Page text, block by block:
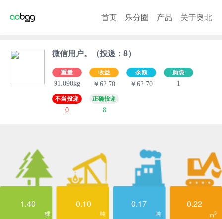
首页 乐分圈 产品 关于奥北
微信用户。（投递：8）
重量
91.090kg
收益
￥62.70
余额
￥62.70
购袋
1
不当投递
0
正确投递
8
1.40
棵
0.10
吨
0.17
吨
0.22
m3